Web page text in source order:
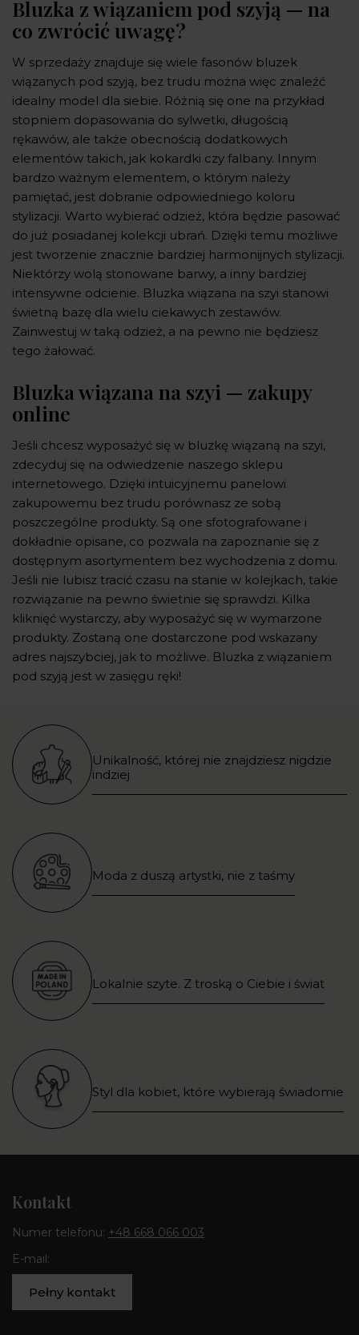
Bluzka z wiązaniem pod szyją — na
co zwrócić uwagę?
W sprzedaży znajduje się wiele fasonów bluzek
wiązanych pod szyją, bez trudu można więc znaleźć
idealny model dla siebie. Różnią się one na przykład
stopniem dopasowania do sylwetki, długością
rękawów, ale także obecnością dodatkowych
elementów takich, jak kokardki czy falbany. Innym
bardzo ważnym elementem, o którym należy
pamiętać, jest dobranie odpowiedniego koloru
stylizacji. Warto wybierać odzież, która będzie pasować
do już posiadanej kolekcji ubrań. Dzięki temu możliwe
jest tworzenie znacznie bardziej harmonijnych stylizacji.
Niektórzy wolą stonowane barwy, a inny bardziej
intensywne odcienie. Bluzka wiązana na szyi stanowi
świetną bazę dla wielu ciekawych zestawów.
Zainwestuj w taką odzież, a na pewno nie będziesz
tego żałować.
Bluzka wiązana na szyi — zakupy
online
Jeśli chcesz wyposażyć się w bluzkę wiązaną na szyi,
zdecyduj się na odwiedzenie naszego sklepu
internetowego. Dzięki intuicyjnemu panelowi
zakupowemu bez trudu porównasz ze sobą
poszczególne produkty. Są one sfotografowane i
dokładnie opisane, co pozwala na zapoznanie się z
dostępnym asortymentem bez wychodzenia z domu.
Jeśli nie lubisz tracić czasu na stanie w kolejkach, takie
rozwiązanie na pewno świetnie się sprawdzi. Kilka
kliknięć wystarczy, aby wyposażyć się w wymarzone
produkty. Zostaną one dostarczone pod wskazany
adres najszybciej, jak to możliwe. Bluzka z wiązaniem
pod szyją jest w zasięgu ręki!
Unikalność, której nie znajdziesz nigdzie
indziej
Moda z duszą artystki, nie z taśmy
Lokalnie szyte. Z troską o Ciebie i świat
Styl dla kobiet, które wybierają świadomie
Kontakt
Numer telefonu: +48 668 066 003
E-mail:
Pełny kontakt